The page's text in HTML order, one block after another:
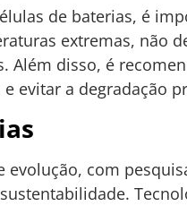
de baterias, é
extremas, não
disso, é
evitar a degradação
com